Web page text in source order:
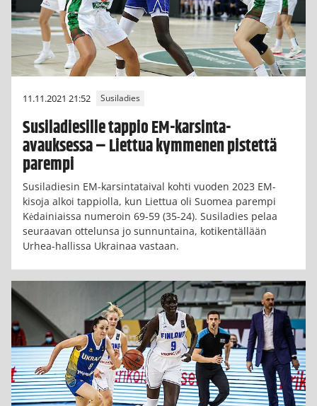
11.11.2021 21:52 Susiladies
Susiladiesille tappio EM-karsinta-
avauksessa – Liettua kymmenen pistettä
parempi
Susiladiesin EM-karsintataival kohti vuoden 2023 EM-
kisoja alkoi tappiolla, kun Liettua oli Suomea parempi
Kėdainiaissa numeroin 69-59 (35-24). Susiladies pelaa
seuraavan ottelunsa jo sunnuntaina, kotikentällään
Urhea-hallissa Ukrainaa vastaan.